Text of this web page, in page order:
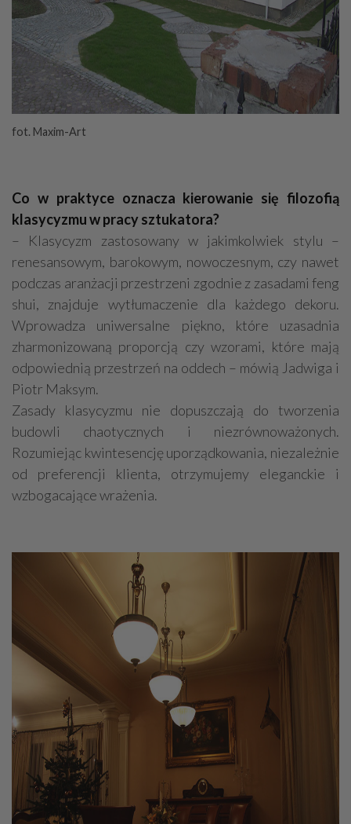
fot. Maxim-Art
Co w praktyce oznacza kierowanie się filozofią
klasycyzmu w pracy sztukatora?
– Klasycyzm zastosowany w jakimkolwiek stylu –
renesansowym, barokowym, nowoczesnym, czy nawet
podczas aranżacji przestrzeni zgodnie z zasadami feng
shui, znajduje wytłumaczenie dla każdego dekoru.
Wprowadza uniwersalne piękno, które uzasadnia
zharmonizowaną proporcją czy wzorami, które mają
odpowiednią przestrzeń na oddech – mówią Jadwiga i
Piotr Maksym.
Zasady klasycyzmu nie dopuszczają do tworzenia
budowli chaotycznych i niezrównoważonych.
Rozumiejąc kwintesencję uporządkowania, niezależnie
od preferencji klienta, otrzymujemy eleganckie i
wzbogacające wrażenia.